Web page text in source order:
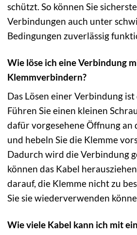
schützt. So können Sie
Verbindungen auch unter
Bedingungen zuverlässig
Wie löse ich eine Verbindung
Klemmverbindern?
Das Lösen einer Verbindung
Führen Sie einen kleinen
dafür vorgesehene Öffnung an
und hebeln Sie die Klemme
Dadurch wird die Verbindung
können das Kabel
darauf, die Klemme nicht zu
Sie sie wiederverwenden
Wie viele Kabel kann ich mit